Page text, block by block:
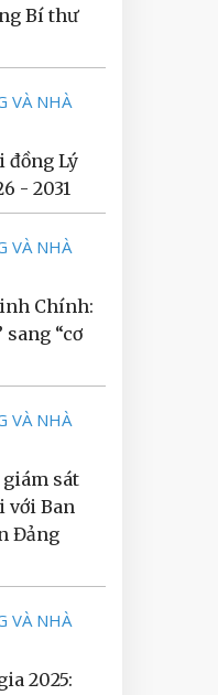
Bí thư
VÀ NHÀ
đồng Lý
- 2031
VÀ NHÀ
Chính:
sang “cơ
VÀ NHÀ
sát
với Ban
Đảng
VÀ NHÀ
2025: